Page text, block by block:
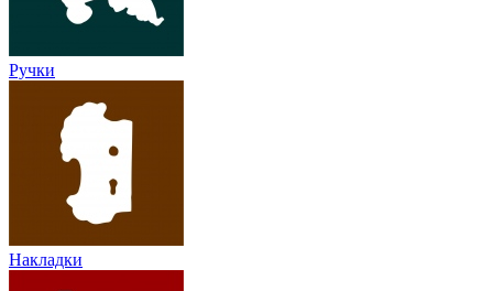
Ручки
Накладки